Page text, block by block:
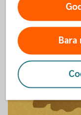
Bara